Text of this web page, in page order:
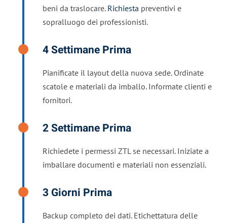
beni da traslocare. Richiesta preventivi e
sopralluogo dei professionisti.
4 Settimane Prima
Pianificate il layout della nuova sede. Ordinate
scatole e materiali da imballo. Informate clienti e
fornitori.
2 Settimane Prima
Richiedete i permessi ZTL se necessari. Iniziate a
imballare documenti e materiali non essenziali.
3 Giorni Prima
Backup completo dei dati. Etichettatura delle